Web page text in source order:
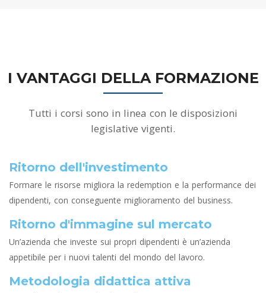
I VANTAGGI DELLA FORMAZIONE
Tutti i corsi sono in linea con le disposizioni
legislative vigenti.
Ritorno dell'investimento
Formare le risorse migliora la redemption e la performance dei
dipendenti, con conseguente miglioramento del business.
Ritorno d'immagine sul mercato
Un’azienda che investe sui propri dipendenti è un’azienda
appetibile per i nuovi talenti del mondo del lavoro.
Metodologia didattica attiva